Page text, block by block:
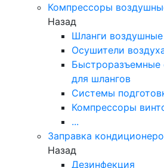
Компрессоры
Назад
Шланги воздушные
Осушители
Быстроразъемные
для шлангов
Системы
Компрессоры
...
Заправка
Назад
Дезинфекция